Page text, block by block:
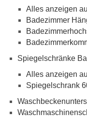
Alles anzeigen
Badezimmer
Spiegelschränke
Alles anzeigen
Spiegelschrank